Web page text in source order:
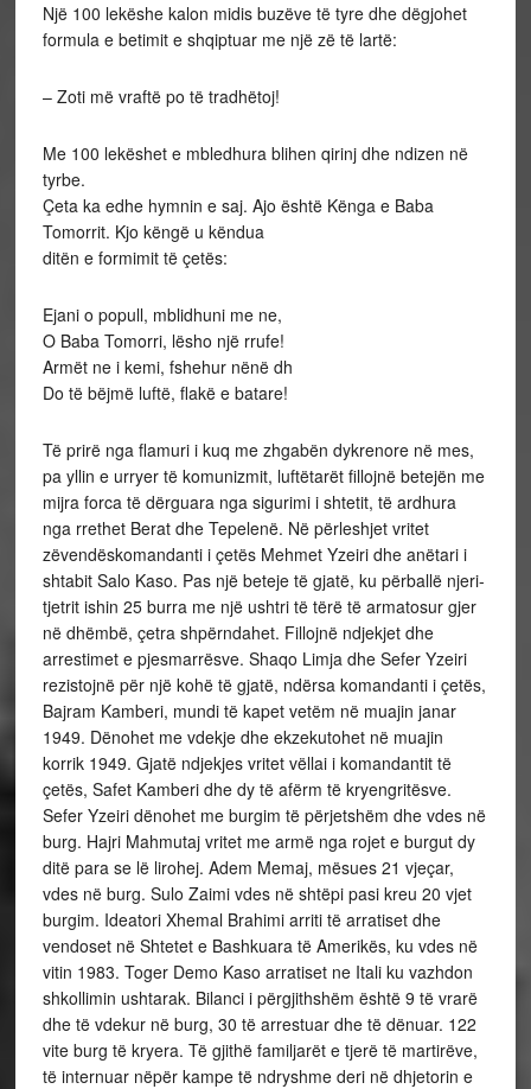
Një 100 lekëshe kalon midis buzëve të tyre dhe dëgjohet
formula e betimit e shqiptuar me një zë të lartë:
– Zoti më vraftë po të tradhëtoj!
Me 100 lekëshet e mbledhura blihen qirinj dhe ndizen në
tyrbe.
Çeta ka edhe hymnin e saj. Ajo është Kënga e Baba
Tomorrit. Kjo këngë u këndua
ditën e formimit të çetës:
Ejani o popull, mblidhuni me ne,
O Baba Tomorri, lësho një rrufe!
Armët ne i kemi, fshehur nënë dh
Do të bëjmë luftë, flakë e batare!
Të prirë nga flamuri i kuq me zhgabën dykrenore në mes,
pa yllin e urryer të komunizmit, luftëtarët fillojnë betejën me
mijra forca të dërguara nga sigurimi i shtetit, të ardhura
nga rrethet Berat dhe Tepelenë. Në përleshjet vritet
zëvendëskomandanti i çetës Mehmet Yzeiri dhe anëtari i
shtabit Salo Kaso. Pas një beteje të gjatë, ku përballë njeri-
tjetrit ishin 25 burra me një ushtri të tërë të armatosur gjer
në dhëmbë, çetra shpërndahet. Fillojnë ndjekjet dhe
arrestimet e pjesmarrësve. Shaqo Limja dhe Sefer Yzeiri
rezistojnë për një kohë të gjatë, ndërsa komandanti i çetës,
Bajram Kamberi, mundi të kapet vetëm në muajin janar
1949. Dënohet me vdekje dhe ekzekutohet në muajin
korrik 1949. Gjatë ndjekjes vritet vëllai i komandantit të
çetës, Safet Kamberi dhe dy të afërm të kryengritësve.
Sefer Yzeiri dënohet me burgim të përjetshëm dhe vdes në
burg. Hajri Mahmutaj vritet me armë nga rojet e burgut dy
ditë para se lë lirohej. Adem Memaj, mësues 21 vjeçar,
vdes në burg. Sulo Zaimi vdes në shtëpi pasi kreu 20 vjet
burgim. Ideatori Xhemal Brahimi arriti të arratiset dhe
vendoset në Shtetet e Bashkuara të Amerikës, ku vdes në
vitin 1983. Toger Demo Kaso arratiset ne Itali ku vazhdon
shkollimin ushtarak. Bilanci i përgjithshëm është 9 të vrarë
dhe të vdekur në burg, 30 të arrestuar dhe të dënuar. 122
vite burg të kryera. Të gjithë familjarët e tjerë të martirëve,
të internuar nëpër kampe të ndryshme deri në dhjetorin e